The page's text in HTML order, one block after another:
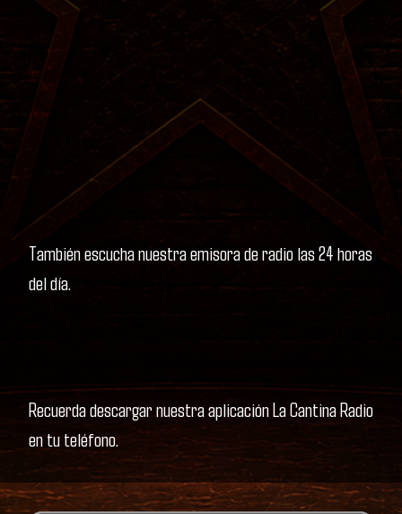
También escucha nuestra emisora de radio las 24 horas
del día.
Recuerda descargar nuestra aplicación La Cantina Radio
en tu teléfono.